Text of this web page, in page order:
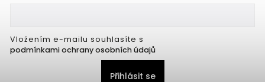
Vložením e-mailu souhlasíte s
podmínkami ochrany osobních údajů
Přihlásit se